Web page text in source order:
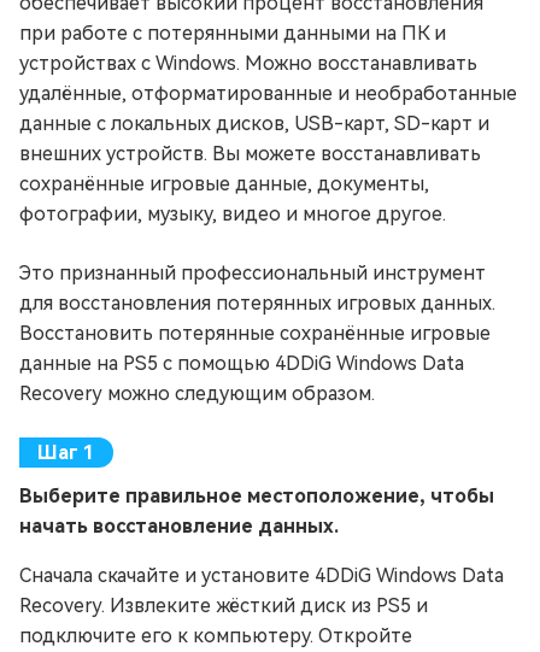
при работе с потерянными данными на ПК и
устройствах с Windows. Можно восстанавливать
удалённые, отформатированные и необработанные
данные с локальных дисков, USB-карт, SD-карт и
внешних устройств. Вы можете восстанавливать
сохранённые игровые данные, документы,
фотографии, музыку, видео и многое другое.
Это признанный профессиональный инструмент
для восстановления потерянных игровых данных.
Восстановить потерянные сохранённые игровые
данные на PS5 с помощью 4DDiG Windows Data
Recovery можно следующим образом.
Выберите правильное местоположение, чтобы
начать восстановление данных.
Сначала скачайте и установите 4DDiG Windows Data
Recovery. Извлеките жёсткий диск из PS5 и
подключите его к компьютеру. Откройте